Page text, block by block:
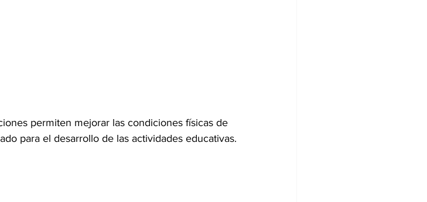
permiten mejorar las condiciones físicas de
para el desarrollo de las actividades educativas.